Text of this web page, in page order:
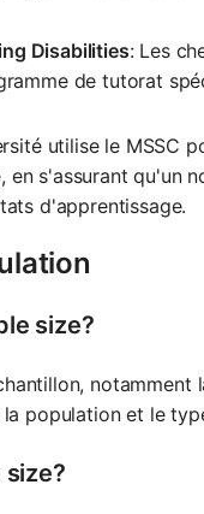
Disabilities: Les
de tutorat
utilise le MSSC
s'assurant qu'un
d'apprentissage.
size?
population et le